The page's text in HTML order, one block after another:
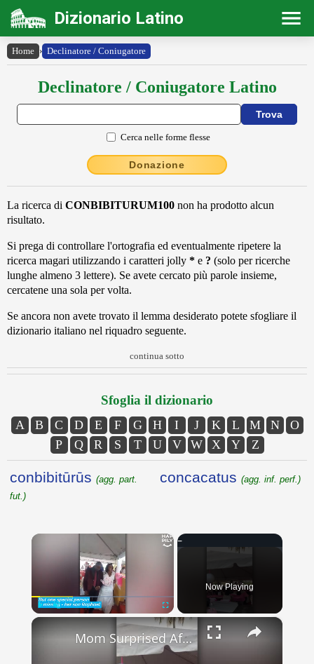
Dizionario Latino
Home › Declinatore / Coniugatore
Declinatore / Coniugatore Latino
Cerca nelle forme flesse
Donazione
La ricerca di CONBIBITURUM100 non ha prodotto alcun
risultato.
Si prega di controllare l'ortografia ed eventualmente ripetere la
ricerca magari utilizzando i caratteri jolly * e ? (solo per ricerche
lunghe almeno 3 lettere). Se avete cercato più parole insieme,
cercatene una sola per volta.
Se ancora non avete trovato il lemma desiderato potete sfogliare il
dizionario italiano nel riquadro seguente.
continua sotto
Sfoglia il dizionario
A B C D E F G H I J K L M N
O
P
Q R S T U V W X Y Z
conbibitūrūs (agg. part.
fut.)
concacatus (agg. inf. perf.)
×
Fullscreen
Now Playing
×
Mom Surprised After 3 Years By U.S. Army Son At Wedding | Happily TV